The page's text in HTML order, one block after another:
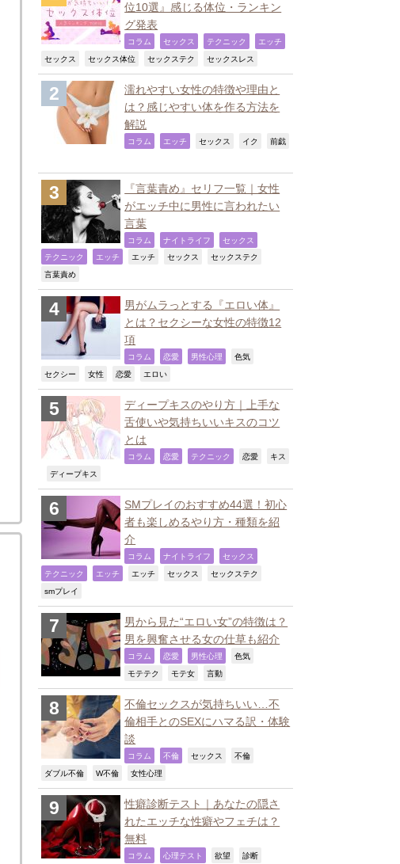
位10選』感じる体位・ランキン
グ発表
コラム セックス テクニック エッチ
セックス セックス体位 セックステク セックスレス
濡れやすい女性の特徴や理由と
は？感じやすい体を作る方法を
解説
コラム エッチ セックス イク 前戯
『言葉責め』セリフ一覧｜女性
がエッチ中に男性に言われたい
言葉
コラム ナイトライフ セックス
テクニック エッチ エッチ セックス セックステク
言葉責め
男がムラっとする『エロい体』
とは？セクシーな女性の特徴12
項
コラム 恋愛 男性心理 色気
セクシー 女性 恋愛 エロい
ディープキスのやり方｜上手な
舌使いや気持ちいいキスのコツ
とは
コラム 恋愛 テクニック 恋愛 キス
ディープキス
SMプレイのおすすめ44選！初心
者も楽しめるやり方・種類を紹
介
コラム ナイトライフ セックス
テクニック エッチ エッチ セックス セックステク
smプレイ
男から見た“エロい女”の特徴は？
男を興奮させる女の仕草も紹介
コラム 恋愛 男性心理 色気
モテテク モテ女 言動
不倫セックスが気持ちいい…不
倫相手とのSEXにハマる訳・体験
談
コラム 不倫 セックス 不倫
ダブル不倫 W不倫 女性心理
性癖診断テスト｜あなたの隠さ
れたエッチな性癖やフェチは？
無料
コラム 心理テスト 欲望 診断